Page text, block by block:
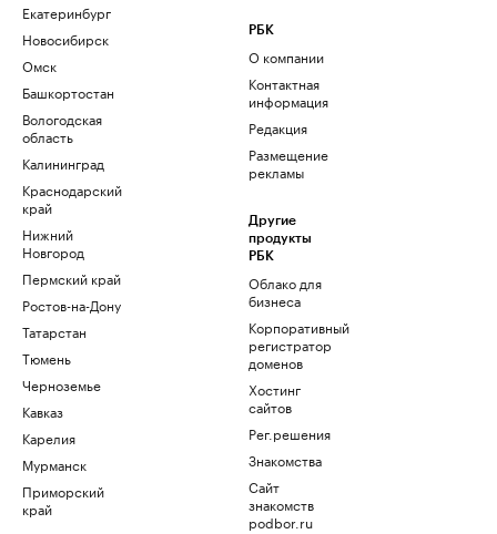
Екатеринбург
Новосибирск
Омск
Башкортостан
Вологодская
область
Калининград
Краснодарский
край
Нижний
Новгород
Пермский край
Ростов-на-Дону
Татарстан
Тюмень
Черноземье
Кавказ
Карелия
Мурманск
Приморский
край
РБК
О компании
Контактная
информация
Редакция
Размещение
рекламы
Другие
продукты
РБК
Облако для
бизнеса
Корпоративный
регистратор
доменов
Хостинг
сайтов
Рег.решения
Знакомства
Сайт
знакомств
podbor.ru